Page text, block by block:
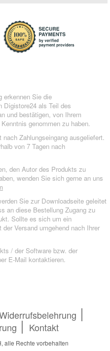
erkennen Sie die
Digistore24 als Teil des
und bestätigen, von Ihrem
Kenntnis genommen zu haben.
Zahlungseingang ausgeliefert.
von 7 Tagen nach
den Autor des Produkts zu
wenden Sie sich gerne an uns
Sie zur Downloadseite geleitet
an diese Bestellung Zugang zu
Sollte es sich um ein
Versand umgehend nach Ihrer
/ der Software bzw. der
E-Mail kontaktieren.
Kontakt
alle Rechte vorbehalten